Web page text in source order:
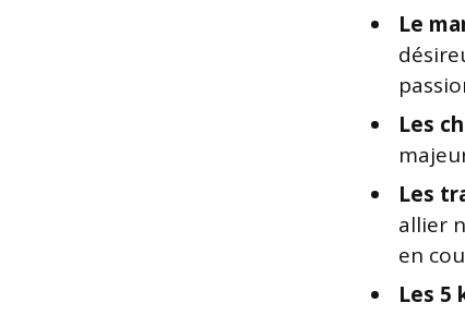
Le
Les
Les
allier
en
Les 5